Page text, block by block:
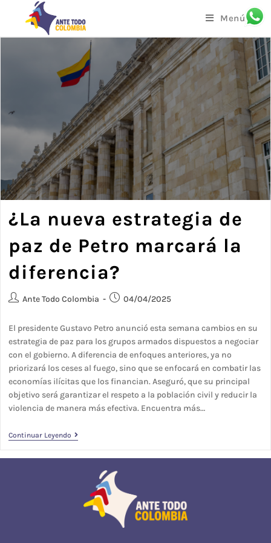
Menú
¿La nueva estrategia de
paz de Petro marcará la
diferencia?
Ante Todo Colombia 04/04/2025
El presidente Gustavo Petro anunció esta semana cambios en su
estrategia de paz para los grupos armados dispuestos a negociar
con el gobierno. A diferencia de enfoques anteriores, ya no
priorizará los ceses al fuego, sino que se enfocará en combatir las
economías ilícitas que los financian. Aseguró, que su principal
objetivo será garantizar el respeto a la población civil y reducir la
violencia de manera más efectiva. Encuentra más…
Continuar Leyendo